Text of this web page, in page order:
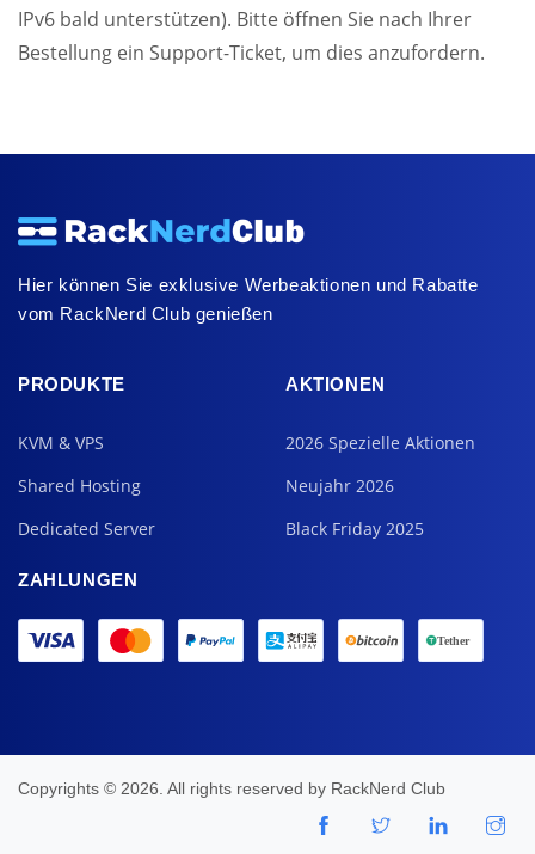
IPv6 bald unterstützen). Bitte öffnen Sie nach Ihrer
Bestellung ein Support-Ticket, um dies anzufordern.
Hier können Sie exklusive Werbeaktionen und Rabatte
vom RackNerd Club genießen
PRODUKTE
KVM & VPS
Shared Hosting
Dedicated Server
AKTIONEN
2026 Spezielle Aktionen
Neujahr 2026
Black Friday 2025
ZAHLUNGEN
Copyrights © 2026. All rights reserved by RackNerd Club